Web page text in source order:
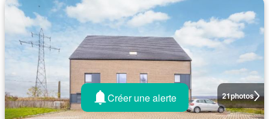
21photos
Créer une alerte